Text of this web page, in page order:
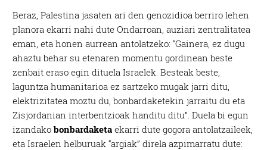
Beraz, Palestina jasaten ari den genozidioa berriro lehen
planora ekarri nahi dute Ondarroan, auziari zentralitatea
eman, eta honen aurrean antolatzeko: “Gainera, ez dugu
ahaztu behar su etenaren momentu gordinean beste
zenbait eraso egin dituela Israelek. Besteak beste,
laguntza humanitarioa ez sartzeko mugak jarri ditu,
elektrizitatea moztu du, bonbardaketekin jarraitu du eta
Zisjordanian interbentzioak handitu ditu”. Duela bi egun
izandakobonbardaketa ekarri dute gogora antolatzaileek,
eta Israelen helburuak “argiak” direla azpimarratu dute: